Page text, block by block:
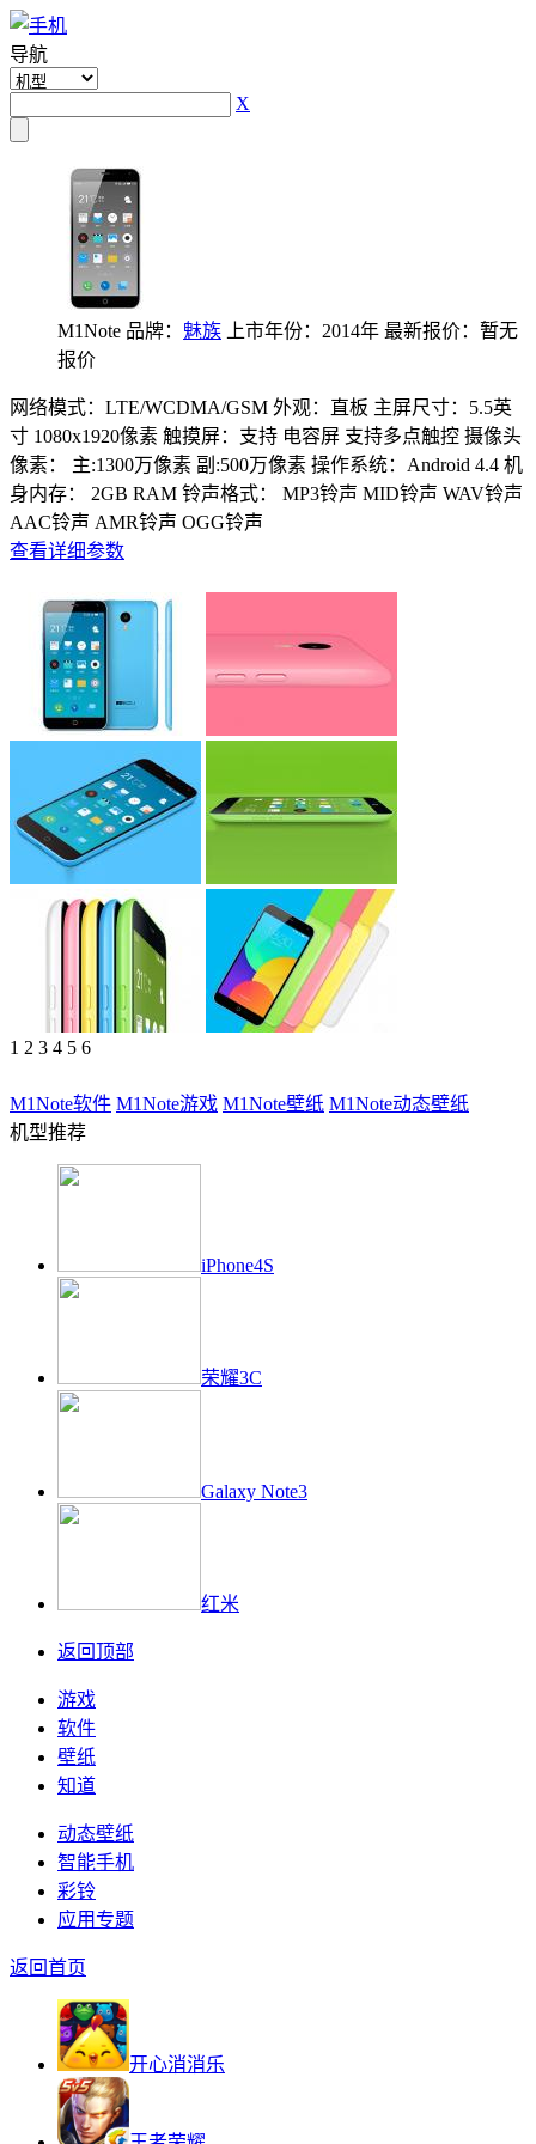
导航
X
M1Note 品牌： 魅族 上市年份：2014年 最新报价：暂无
报价
网络模式：LTE/WCDMA/GSM 外观：直板 主屏尺寸：5.5英
寸 1080x1920像素 触摸屏：支持 电容屏 支持多点触控 摄像头
像素： 主:1300万像素 副:500万像素 操作系统：Android 4.4 机
身内存： 2GB RAM 铃声格式： MP3铃声 MID铃声 WAV铃声
AAC铃声 AMR铃声 OGG铃声
查看详细参数
1 2 3 4 5 6
M1Note软件 M1Note游戏 M1Note壁纸 M1Note动态壁纸
机型推荐
iPhone4S
荣耀3C
Galaxy Note3
红米
返回顶部
游戏
软件
壁纸
知道
动态壁纸
智能手机
彩铃
应用专题
返回首页
开心消消乐